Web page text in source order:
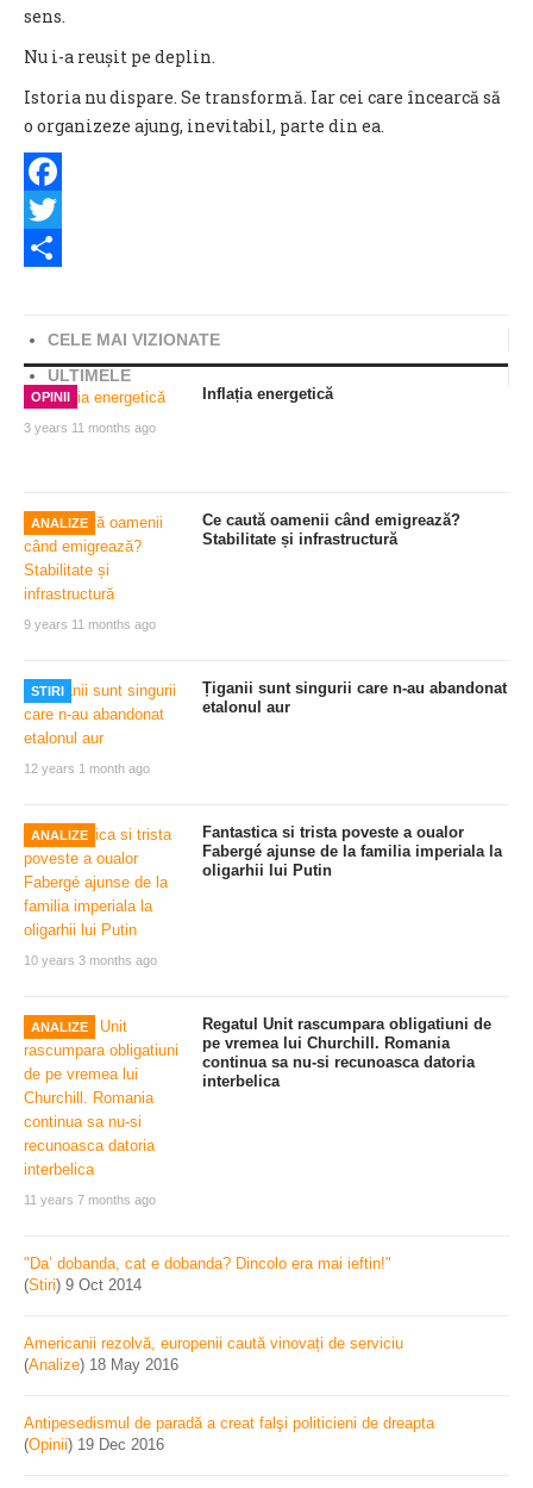
sens.
Nu i-a reușit pe deplin.
Istoria nu dispare. Se transformă. Iar cei care încearcă să
o organizeze ajung, inevitabil, parte din ea.
Facebook
Twitter
CELE MAI VIZIONATE
ULTIMELE
OPINII
3 years 11 months ago
Inflația energetică
ANALIZE
9 years 11 months ago
Ce caută oamenii când emigrează?
Stabilitate și infrastructură
STIRI
12 years 1 month ago
Țiganii sunt singurii care n-au abandonat
etalonul aur
ANALIZE
10 years 3 months ago
Fantastica si trista poveste a oualor
Fabergé ajunse de la familia imperiala la
oligarhii lui Putin
ANALIZE
11 years 7 months ago
Regatul Unit rascumpara obligatiuni de
pe vremea lui Churchill. Romania
continua sa nu-si recunoasca datoria
interbelica
"Da’ dobanda, cat e dobanda? Dincolo era mai ieftin!"
(Stiri) 9 Oct 2014
Americanii rezolvă, europenii caută vinovați de serviciu
(Analize) 18 May 2016
Antipesedismul de paradă a creat falşi politicieni de dreapta
(Opinii) 19 Dec 2016